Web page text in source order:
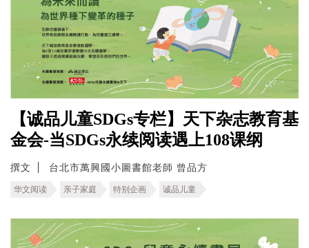
【诚品儿童SDGs专栏】天下杂志教育基
金会-当SDGs永续阅读遇上108课纲
撰文 台北市萬興國小圖書館老師 曾品方
华文阅读 亲子家庭 特别企画 诚品儿童